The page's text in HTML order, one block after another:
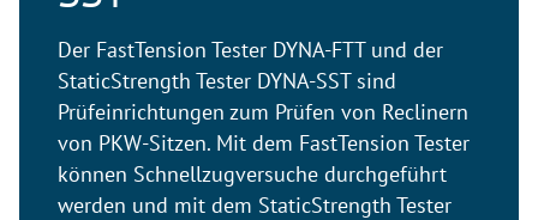
Der FastTension Tester DYNA-FTT und der
StaticStrength Tester DYNA-SST sind
Prüfeinrichtungen zum Prüfen von Reclinern
von PKW-Sitzen. Mit dem FastTension Tester
können Schnellzugversuche durchgeführt
werden und mit dem StaticStrength Tester